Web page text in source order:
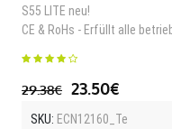
S55 LITE neu!
CE & RoHs - Erfüllt alle
29.38€ 23.50€
SKU: ECN12160_Te